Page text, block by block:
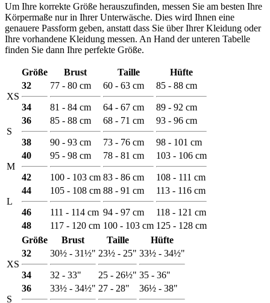
Um Ihre korrekte Größe herauszufinden, messen Sie am besten Ihre
Körpermaße nur in Ihrer Unterwäsche. Dies wird Ihnen eine
genauere Passform geben, anstatt dass Sie über Ihrer Kleidung oder
Ihre vorhandene Kleidung messen. An Hand der unteren Tabelle
finden Sie dann Ihre perfekte Größe.
Größe Brust Taille Hüfte
XS
32
34
77 - 80 cm
81 - 84 cm
60 - 63 cm
64 - 67 cm
85 - 88 cm
89 - 92 cm
S
36
38
85 - 88 cm
90 - 93 cm
68 - 71 cm
73 - 76 cm
93 - 96 cm
98 - 101 cm
M
40
42
95 - 98 cm
100 - 103 cm
78 - 81 cm
83 - 86 cm
103 - 106 cm
108 - 111 cm
L
44
46
105 - 108 cm
111 - 114 cm
88 - 91 cm
94 - 97 cm
113 - 116 cm
118 - 121 cm
48
117 - 120 cm 100 - 103 cm 125 - 128 cm
Größe
Brust Taille Hüfte
XS
32
34
30½ - 31½"
32 - 33"
23½ - 25"
25 - 26½"
33½ - 34½"
35 - 36"
S
36 33½ - 34½" 27 - 28" 36½ - 38"